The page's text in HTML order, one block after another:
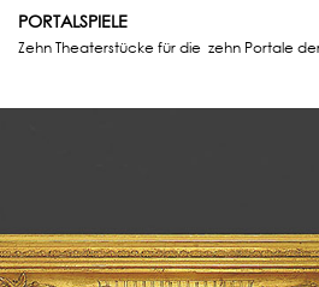
PORTALSPIELE
Zehn Theaterstücke für die zehn Portale